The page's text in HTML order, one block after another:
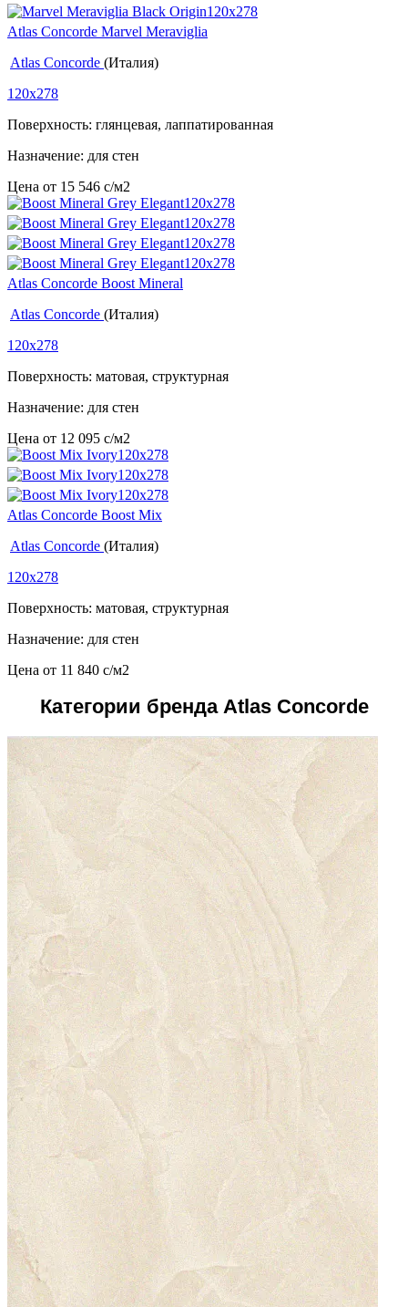
Atlas Concorde Marvel Meraviglia
Atlas Concorde (Италия)
120x278
Поверхность: глянцевая, лаппатированная
Назначение: для стен
Цена от 15 546 c/м2
Atlas Concorde Boost Mineral
Atlas Concorde (Италия)
120x278
Поверхность: матовая, структурная
Назначение: для стен
Цена от 12 095 c/м2
Atlas Concorde Boost Mix
Atlas Concorde (Италия)
120x278
Поверхность: матовая, структурная
Назначение: для стен
Цена от 11 840 c/м2
Категории бренда Atlas Concorde